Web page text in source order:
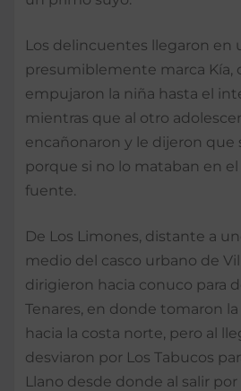
Los delincuentes llegaron en
presumiblemente marca Kía,
empujaron la niña hasta el
mientras que al otro
encañonaron y le dijeron que
porque si no lo mataban en el
fuente.
De Los Limones, distante a
medio del casco urbano de
dirigieron hacia conuco para
Tenares, en donde tomaron
hacia la costa norte, pero al
desviaron por Los Tabucos
Llano desde donde al salir por